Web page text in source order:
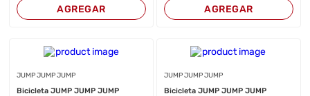
AGREGAR AGREGAR
JUMP JUMP JUMP
Bicicleta JUMP JUMP JUMP
JUMP JUMP JUMP
Bicicleta JUMP JUMP JUMP